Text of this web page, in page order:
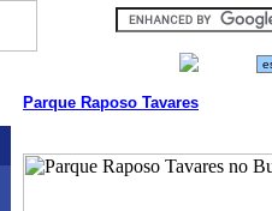
Parque Raposo Tavares